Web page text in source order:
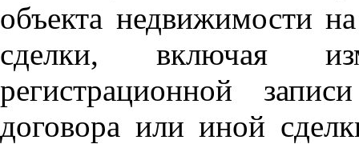
объекта недвижимости
сделки, включая
регистрационной
договора или иной